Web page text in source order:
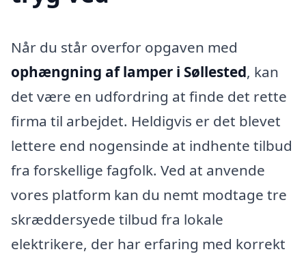
Når du står overfor opgaven med
ophængning af lamper i Søllested, kan
det være en udfordring at finde det rette
firma til arbejdet. Heldigvis er det blevet
lettere end nogensinde at indhente tilbud
fra forskellige fagfolk. Ved at anvende
vores platform kan du nemt modtage tre
skræddersyede tilbud fra lokale
elektrikere, der har erfaring med korrekt